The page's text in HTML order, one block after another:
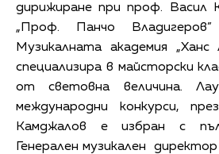
дирижиране при проф. Васил
„Проф. Панчо
Музикалната академия „Ханс
специализира в майсторски
от световна величина.
международни конкурси,
Камджалов е избран с
Генерален музикален